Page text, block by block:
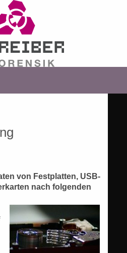
von Festplatten, USB-
nach folgenden